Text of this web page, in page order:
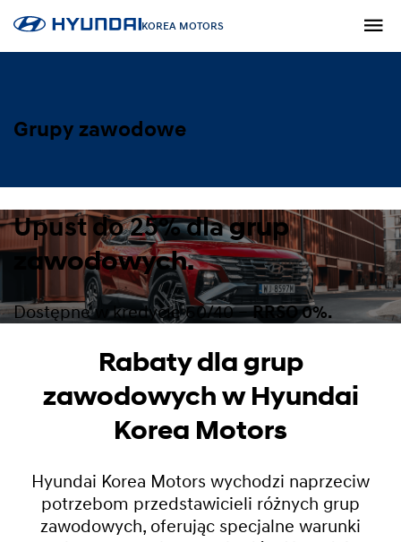
KOREA MOTORS
Grupy zawodowe
Upust do 25% dlagrup
zawodowych.
Dostępne w kredycie 60/40 –RRSO 0%.
Rabaty dla grup
zawodowych w Hyundai
Korea Motors
Hyundai Korea Motors wychodzi naprzeciw
potrzebom przedstawicieli różnych grup
zawodowych, oferując specjalne warunki